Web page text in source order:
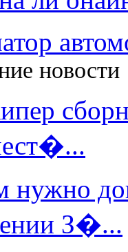
новости
нужно
З�...